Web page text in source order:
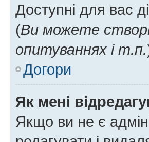
Доступні для вас
(Ви можете
опитуваннях і т.п.
Догори
Як мені
Якщо ви не є